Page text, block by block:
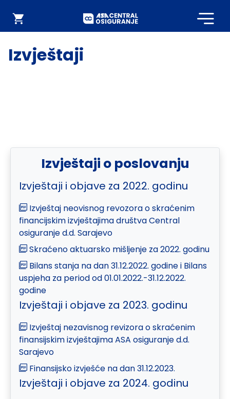
Webshop
Izvještaji
Izvještaji o poslovanju
Izvještaji i objave za 2022. godinu
Izvještaj neovisnog revozora o skraćenim
financijskim izvještajima društva Central
osiguranje d.d. Sarajevo
Skraćeno aktuarsko mišljenje za 2022. godinu
Bilans stanja na dan 31.12.2022. godine i Bilans
uspjeha za period od 01.01.2022.-31.12.2022.
godine
Izvještaji i objave za 2023. godinu
Izvještaj nezavisnog revizora o skraćenim
finansijskim izvještajima ASA osiguranje d.d.
Sarajevo
Finansijsko izvješće na dan 31.12.2023.
Izvještaji i objave za 2024. godinu